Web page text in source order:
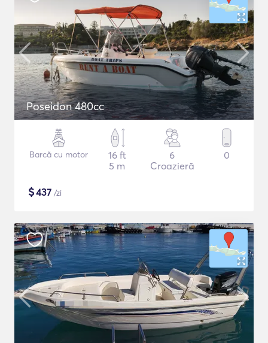
Poseidon 480cc
Barcă cu motor
16 ft
5 m
6
Croazieră
0
$437 /zi